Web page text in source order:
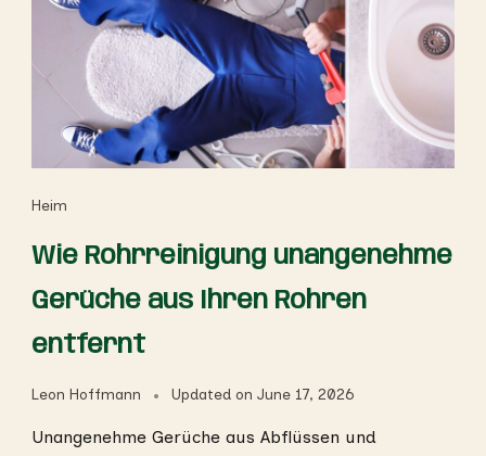
Heim
Wie Rohrreinigung unangenehme
Gerüche aus Ihren Rohren
entfernt
Leon Hoffmann Updated on June 17, 2026
Unangenehme Gerüche aus Abflüssen und